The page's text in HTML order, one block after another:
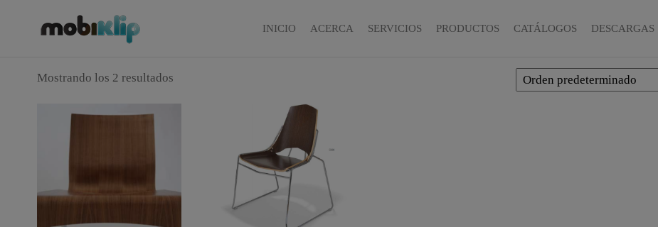
INICIO ACERCA SERVICIOS PRODUCTOS CATÁLOGOS DESCARGAS
Mostrando los 2 resultados